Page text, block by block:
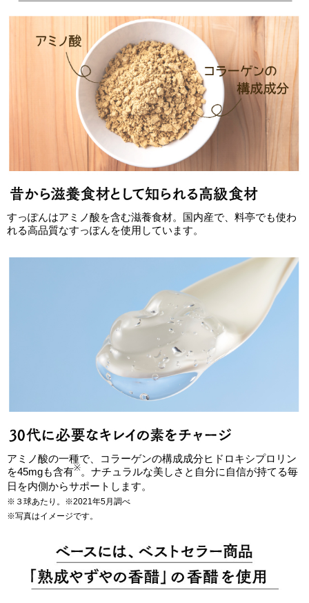
すっぽんはアミノ酸を含む滋養食材。国内産で、料亭でも使わ
れる高品質なすっぽんを使用しています。
アミノ酸の一種で、コラーゲンの構成成分ヒドロキシプロリン
を45mgも含有※。ナチュラルな美しさと自分に自信が持てる毎
日を内側からサポートします。
※３球あたり。※2021年5月調べ
※写真はイメージです。